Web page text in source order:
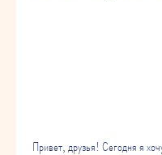
Привет, друзья! Сегодня я